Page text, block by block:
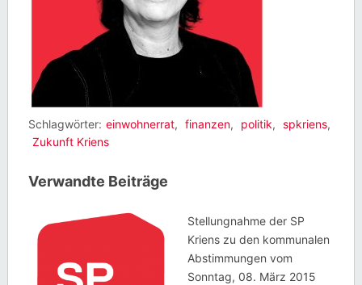
Schlagwörter: einwohnerrat, finanzen, politik, spkriens,
Zukunft Kriens
Verwandte Beiträge
Stellungnahme der SP
Kriens zu den kommunalen
Abstimmungen vom
Sonntag, 08. März 2015